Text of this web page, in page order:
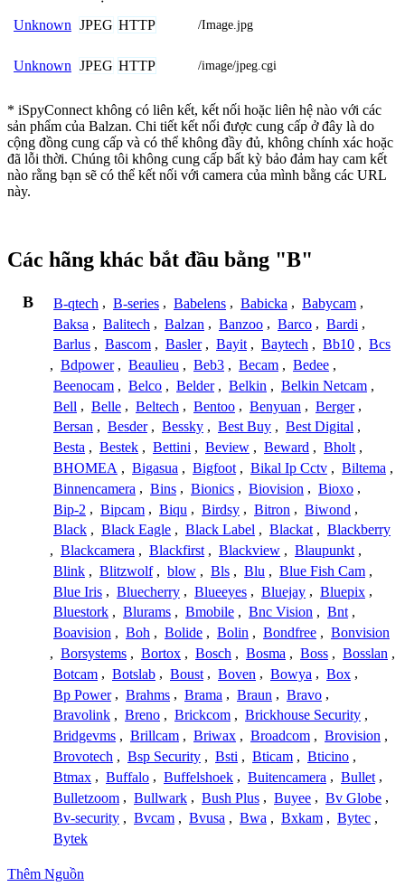
Unknown JPEG HTTP /Image.jpg
Unknown JPEG HTTP /image/jpeg.cgi
* iSpyConnect không có liên kết, kết nối hoặc liên hệ nào với các
sản phẩm của Balzan. Chi tiết kết nối được cung cấp ở đây là do
cộng đồng cung cấp và có thể không đầy đủ, không chính xác hoặc
đã lỗi thời. Chúng tôi không cung cấp bất kỳ bảo đảm hay cam kết
nào rằng bạn sẽ có thể kết nối với camera của mình bằng các URL
này.
Các hãng khác bắt đầu bằng "B"
B B-qtech , B-series , Babelens , Babicka , Babycam ,
Baksa , Balitech , Balzan , Banzoo , Barco , Bardi ,
Barlus , Bascom , Basler , Bayit , Baytech , Bb10 , Bcs
, Bdpower , Beaulieu , Beb3 , Becam , Bedee ,
Beenocam , Belco , Belder , Belkin , Belkin Netcam ,
Bell , Belle , Beltech , Bentoo , Benyuan , Berger ,
Bersan , Besder , Bessky , Best Buy , Best Digital ,
Besta , Bestek , Bettini , Beview , Beward , Bholt ,
BHOMEA , Bigasua , Bigfoot , Bikal Ip Cctv , Biltema ,
Binnencamera , Bins , Bionics , Biovision , Bioxo ,
Bip-2 , Bipcam , Biqu , Birdsy , Bitron , Biwond ,
Black , Black Eagle , Black Label , Blackat , Blackberry
, Blackcamera , Blackfirst , Blackview , Blaupunkt ,
Blink , Blitzwolf , blow , Bls , Blu , Blue Fish Cam ,
Blue Iris , Bluecherry , Blueeyes , Bluejay , Bluepix ,
Bluestork , Blurams , Bmobile , Bnc Vision , Bnt ,
Boavision , Boh , Bolide , Bolin , Bondfree , Bonvision
, Borsystems , Bortox , Bosch , Bosma , Boss , Bosslan ,
Botcam , Botslab , Boust , Boven , Bowya , Box ,
Bp Power , Brahms , Brama , Braun , Bravo ,
Bravolink , Breno , Brickcom , Brickhouse Security ,
Bridgevms , Brillcam , Briwax , Broadcom , Brovision ,
Brovotech , Bsp Security , Bsti , Bticam , Bticino ,
Btmax , Buffalo , Buffelshoek , Buitencamera , Bullet ,
Bulletzoom , Bullwark , Bush Plus , Buyee , Bv Globe ,
Bv-security , Bvcam , Bvusa , Bwa , Bxkam , Bytec ,
Bytek
Thêm Nguồn